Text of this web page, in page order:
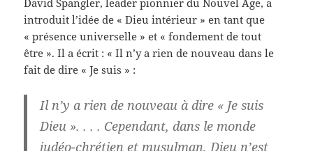
David Spangler, leader pionnier du Nouvel Âge, a
introduit l’idée de « Dieu intérieur » en tant que
« présence universelle » et « fondement de tout
être ». Il a écrit : « Il n’y a rien de nouveau dans le
fait de dire « Je suis » :
Il n’y a rien de nouveau à dire « Je suis
Dieu ». . . . Cependant, dans le monde
judéo-chrétien et musulman, Dieu n’est